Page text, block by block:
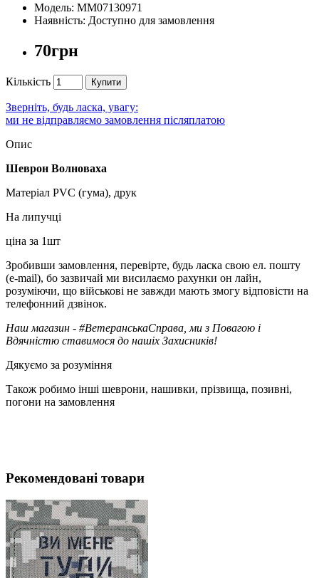
Модель: ММ07130971
Наявність: Доступно для замовлення
70грн
Кількість Купити
Зверніть, будь ласка, увагу:
ми не відправляємо замовлення післяплатою
Опис
Шеврон Волноваха
Матеріал PVC (гума), друк
На липучці
ціна за 1шт
Зробивши замовлення, перевірте, будь ласка свою ел. пошту
(e-mail), бо зазвичай ми висилаємо рахунки он лайн,
розуміючи, що військові не завжди мають змогу відповісти на
телефонний дзвінок.
Наш магазин - #ВетеранськаСправа, ми з Повагою і
Вдячністю ставимося до нашіх Захисників!
Дякуємо за розуміння
Також робимо інші шеврони, нашивки, прізвища, позивні,
погони на замовлення
Рекомендовані товари